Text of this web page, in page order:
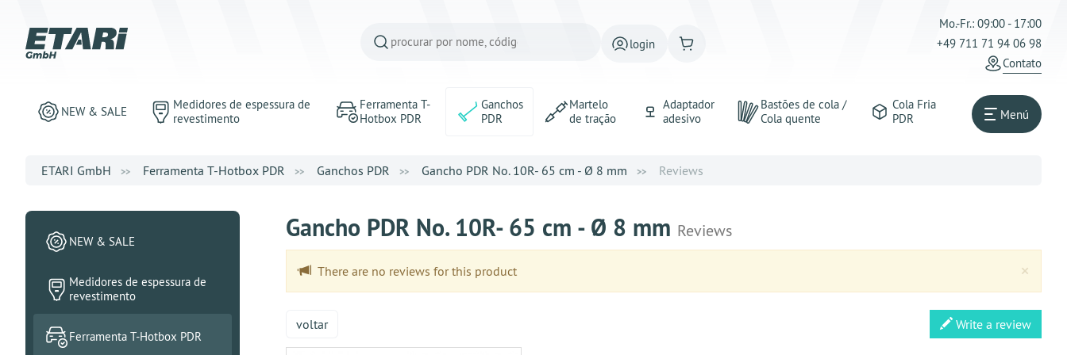
login
Mo.-Fr.: 09:00 - 17:00
+49 711 71 94 06 98
Contato
NEW & SALE
Medidores de espessura de
revestimento
Ferramenta T-
Hotbox PDR
Ganchos
PDR
Martelo
de tração
Adaptador
adesivo
Bastões de cola /
Cola quente
Cola Fria
PDR
Menú
ETARI GmbH Ferramenta T-Hotbox PDR Ganchos PDR Gancho PDR No. 10R- 65 cm - Ø 8 mm Reviews
Gancho PDR No. 10R- 65 cm - Ø 8 mm Reviews
×
There are no reviews for this product
voltar Write a review
NEW & SALE
Medidores de espessura de
revestimento
Ferramenta T-Hotbox PDR